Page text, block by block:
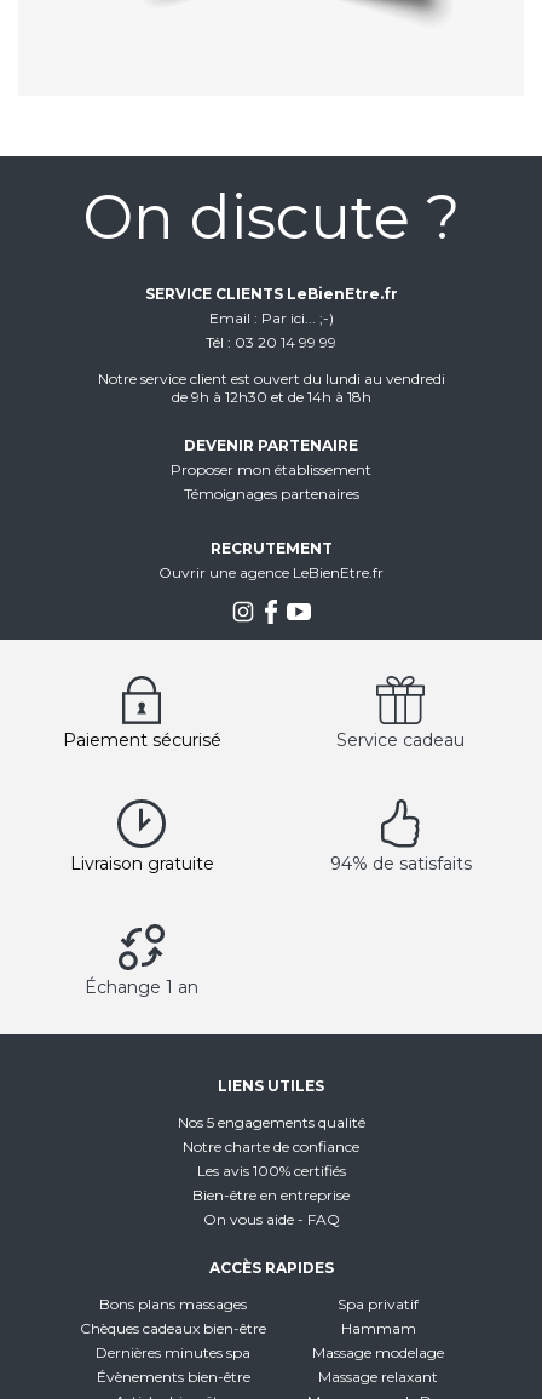
On discute ?
SERVICE CLIENTS LeBienEtre.fr
Email
Par ici... ;-)
Tél
03 20 14 99 99
Notre service client est ouvert du lundi au vendredi
de 9h à 12h30 et de 14h à 18h
DEVENIR PARTENAIRE
Proposer mon établissement
Témoignages partenaires
RECRUTEMENT
Ouvrir une agence LeBienEtre.fr
Paiement sécurisé Service cadeau
Livraison gratuite 94% de satisfaits
Échange 1 an
LIENS UTILES
Nos 5 engagements qualité
Notre charte de confiance
Les avis 100% certifiés
Bien-être en entreprise
On vous aide - FAQ
ACCÈS RAPIDES
Bons plans massages
Chèques cadeaux bien-être
Dernières minutes spa
Évènements bien-être
Spa privatif
Hammam
Massage modelage
Massage relaxant